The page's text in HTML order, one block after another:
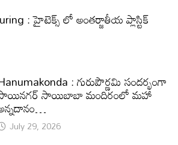
: హైటెక్స్ లో అంతర్జాతీయ ప్లాస్టిక్
: గురుపౌర్ణమి సందర్భంగా
సాయిబాబా మందిరంలో మహా
July 29, 2026